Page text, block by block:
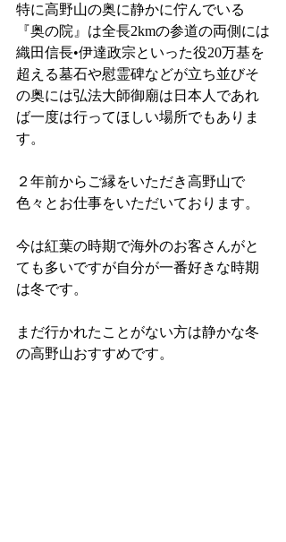
特に高野山の奥に静かに佇んでいる
『奥の院』は全長2kmの参道の両側には
織田信長•伊達政宗といった役20万基を
超える墓石や慰霊碑などが立ち並びそ
の奥には弘法大師御廟は日本人であれ
ば一度は行ってほしい場所でもありま
す。
２年前からご縁をいただき高野山で
色々とお仕事をいただいております。
今は紅葉の時期で海外のお客さんがと
ても多いですが自分が一番好きな時期
は冬です。
まだ行かれたことがない方は静かな冬
の高野山おすすめです。